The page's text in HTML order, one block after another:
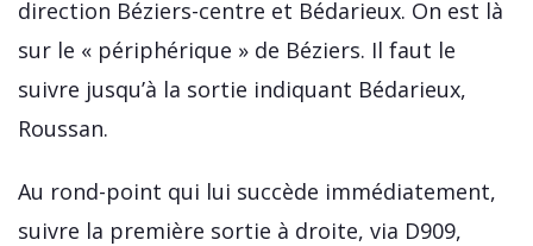
direction Béziers-centre et Bédarieux. On est là
sur le « périphérique » de Béziers. Il faut le
suivre jusqu’à la sortie indiquant Bédarieux,
Roussan.
Au rond-point qui lui succède immédiatement,
suivre la première sortie à droite, via D909,